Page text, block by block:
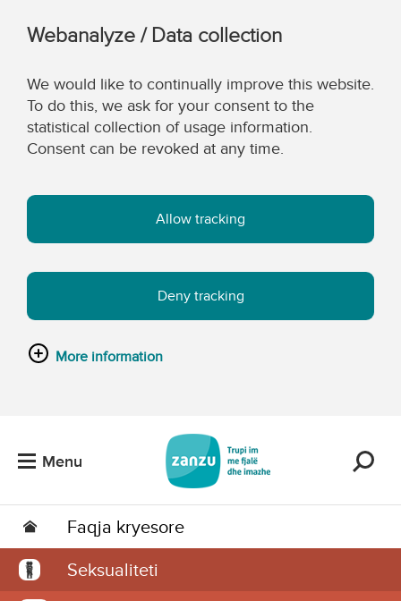
Webanalyze / Data collection
We would like to continually improve this website.
To do this, we ask for your consent to the
statistical collection of usage information.
Consent can be revoked at any time.
Allow tracking
Deny tracking
More information
Menu
Faqja kryesore
Seksualiteti